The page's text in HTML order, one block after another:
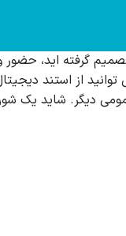
گرفته اید، حضور و
از استند
دیگر. شاید یک